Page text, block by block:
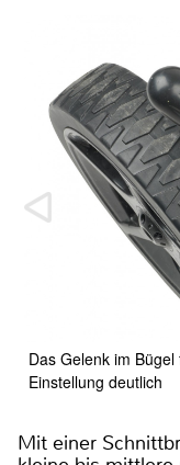
Das Gelenk im
Einstellung deutlich
Mit einer